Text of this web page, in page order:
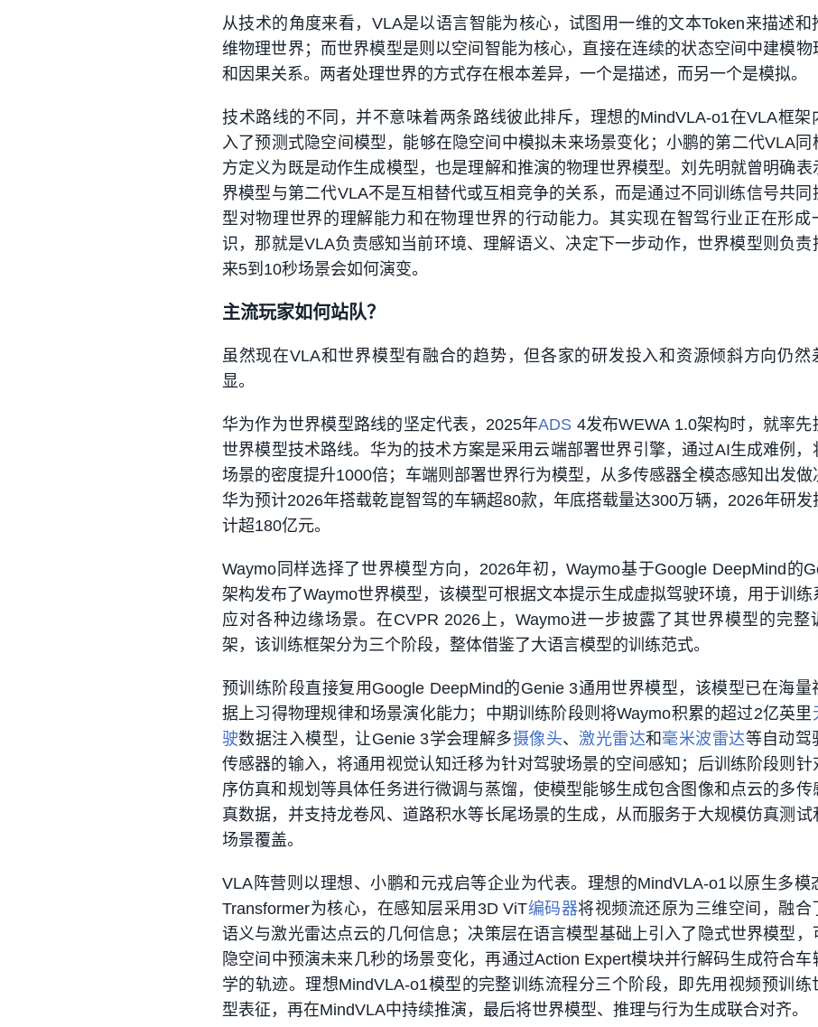
从技术的角度来看，VLA是以语言智能为核心，试图用一维的文本Token来描述和
维物理世界；而世界模型是则以空间智能为核心，直接在连续的状态空间中建模物
和因果关系。两者处理世界的方式存在根本差异，一个是描述，而另一个是模拟。
技术路线的不同，并不意味着两条路线彼此排斥，理想的MindVLA-o1在VLA框架
入了预测式隐空间模型，能够在隐空间中模拟未来场景变化；小鹏的第二代VLA同
方定义为既是动作生成模型，也是理解和推演的物理世界模型。刘先明就曾明确表
界模型与第二代VLA不是互相替代或互相竞争的关系，而是通过不同训练信号共同
型对物理世界的理解能力和在物理世界的行动能力。其实现在智驾行业正在形成
识，那就是VLA负责感知当前环境、理解语义、决定下一步动作，世界模型则负责
来5到10秒场景会如何演变。
主流玩家如何站队？
虽然现在VLA和世界模型有融合的趋势，但各家的研发投入和资源倾斜方向仍然
显。
华为作为世界模型路线的坚定代表，2025年ADS 4发布WEWA 1.0架构时，就率先
世界模型技术路线。华为的技术方案是采用云端部署世界引擎，通过AI生成难例，
场景的密度提升1000倍；车端则部署世界行为模型，从多传感器全模态感知出发做
华为预计2026年搭载乾崑智驾的车辆超80款，年底搭载量达300万辆，2026年研发
计超180亿元。
Waymo同样选择了世界模型方向，2026年初，Waymo基于Google DeepMind的
架构发布了Waymo世界模型，该模型可根据文本提示生成虚拟驾驶环境，用于训练
应对各种边缘场景。在CVPR 2026上，Waymo进一步披露了其世界模型的完整
架，该训练框架分为三个阶段，整体借鉴了大语言模型的训练范式。
预训练阶段直接复用Google DeepMind的Genie 3通用世界模型，该模型已在海量
据上习得物理规律和场景演化能力；中期训练阶段则将Waymo积累的超过2亿英里
驶数据注入模型，让Genie 3学会理解多摄像头、激光雷达和 毫米波雷达等自动驾
传感器的输入，将通用视觉认知迁移为针对驾驶场景的空间感知；后训练阶段则针
序仿真和规划等具体任务进行微调与蒸馏，使模型能够生成包含图像和点云的多传
真数据，并支持龙卷风、道路积水等长尾场景的生成，从而服务于大规模仿真测试
场景覆盖。
VLA阵营则以理想、小鹏和元戎启等企业为代表。理想的MindVLA-o1以原生多模
Transformer为核心，在感知层采用3D ViT编码器将视频流还原为三维空间，融合
语义与激光雷达点云的几何信息；决策层在语言模型基础上引入了隐式世界模型，
隐空间中预演未来几秒的场景变化，再通过Action Expert模块并行解码生成符合车
学的轨迹。理想MindVLA-o1模型的完整训练流程分三个阶段，即先用视频预训练
型表征，再在MindVLA中持续推演，最后将世界模型、推理与行为生成联合对齐。